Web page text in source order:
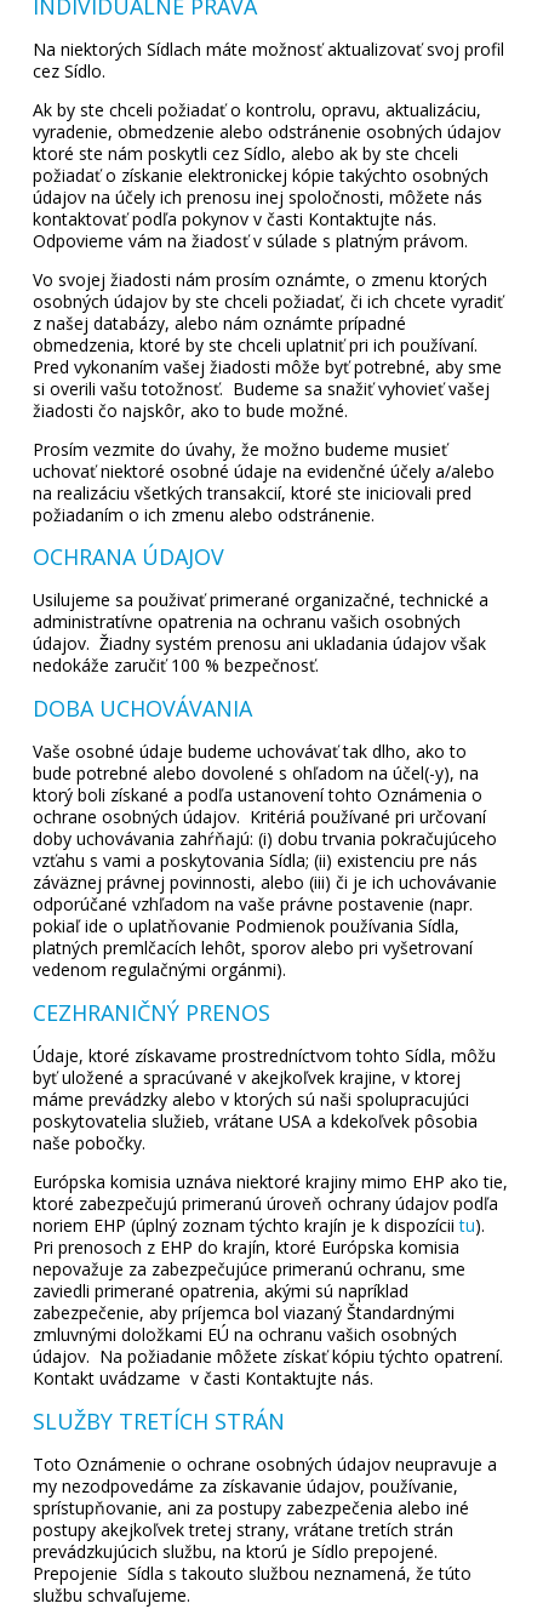
Na niektorých Sídlach máte možnosť aktualizovať svoj profil
cez Sídlo.
Ak by ste chceli požiadať o kontrolu, opravu, aktualizáciu,
vyradenie, obmedzenie alebo odstránenie osobných údajov
ktoré ste nám poskytli cez Sídlo, alebo ak by ste chceli
požiadať o získanie elektronickej kópie takýchto osobných
údajov na účely ich prenosu inej spoločnosti, môžete nás
kontaktovať podľa pokynov v časti Kontaktujte nás.
Odpovieme vám na žiadosť v súlade s platným právom.
Vo svojej žiadosti nám prosím oznámte, o zmenu ktorých
osobných údajov by ste chceli požiadať, či ich chcete vyradiť
z našej databázy, alebo nám oznámte prípadné
obmedzenia, ktoré by ste chceli uplatniť pri ich používaní.
Pred vykonaním vašej žiadosti môže byť potrebné, aby sme
si overili vašu totožnosť. Budeme sa snažiť vyhovieť vašej
žiadosti čo najskôr, ako to bude možné.
Prosím vezmite do úvahy, že možno budeme musieť
uchovať niektoré osobné údaje na evidenčné účely a/alebo
na realizáciu všetkých transakcií, ktoré ste iniciovali pred
požiadaním o ich zmenu alebo odstránenie.
OCHRANA ÚDAJOV
Usilujeme sa použivať primerané organizačné, technické a
administratívne opatrenia na ochranu vašich osobných
údajov. Žiadny systém prenosu ani ukladania údajov však
nedokáže zaručiť 100 % bezpečnosť.
DOBA UCHOVÁVANIA
Vaše osobné údaje budeme uchovávať tak dlho, ako to
bude potrebné alebo dovolené s ohľadom na účel(-y), na
ktorý boli získané a podľa ustanovení tohto Oznámenia o
ochrane osobných údajov. Kritériá používané pri určovaní
doby uchovávania zahŕňajú: (i) dobu trvania pokračujúceho
vzťahu s vami a poskytovania Sídla; (ii) existenciu pre nás
záväznej právnej povinnosti, alebo (iii) či je ich uchovávanie
odporúčané vzhľadom na vaše právne postavenie (napr.
pokiaľ ide o uplatňovanie Podmienok používania Sídla,
platných premlčacích lehôt, sporov alebo pri vyšetrovaní
vedenom regulačnými orgánmi).
CEZHRANIČNÝ PRENOS
Údaje, ktoré získavame prostredníctvom tohto Sídla, môžu
byť uložené a spracúvané v akejkoľvek krajine, v ktorej
máme prevádzky alebo v ktorých sú naši spolupracujúci
poskytovatelia služieb, vrátane USA a kdekoľvek pôsobia
naše pobočky.
Európska komisia uznáva niektoré krajiny mimo EHP ako tie,
ktoré zabezpečujú primeranú úroveň ochrany údajov podľa
noriem EHP (úplný zoznam týchto krajín je k dispozíciitu).
Pri prenosoch z EHP do krajín, ktoré Európska komisia
nepovažuje za zabezpečujúce primeranú ochranu, sme
zaviedli primerané opatrenia, akými sú napríklad
zabezpečenie, aby príjemca bol viazaný Štandardnými
zmluvnými doložkami EÚ na ochranu vašich osobných
údajov. Na požiadanie môžete získať kópiu týchto opatrení.
Kontakt uvádzame v časti Kontaktujte nás.
SLUŽBY TRETÍCH STRÁN
Toto Oznámenie o ochrane osobných údajov neupravuje a
my nezodpovedáme za získavanie údajov, používanie,
sprístupňovanie, ani za postupy zabezpečenia alebo iné
postupy akejkoľvek tretej strany, vrátane tretích strán
prevádzkujúcich službu, na ktorú je Sídlo prepojené.
Prepojenie Sídla s takouto službou neznamená, že túto
službu schvaľujeme.